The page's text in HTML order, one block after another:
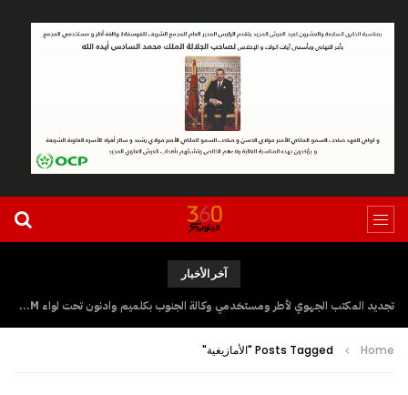
آخر الأخبار
تجديد المكتب الجهوي لأطر ومستخدمي وكالة الجنوب بكلميم وادنون تحت لواء UGTM
Home Posts Tagged "الأمازيغية"